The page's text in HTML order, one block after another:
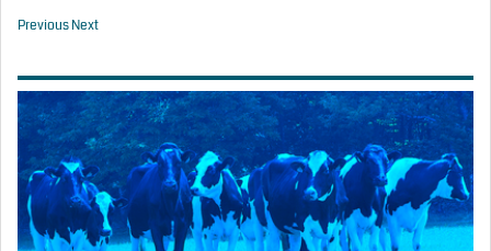
PreviousNext